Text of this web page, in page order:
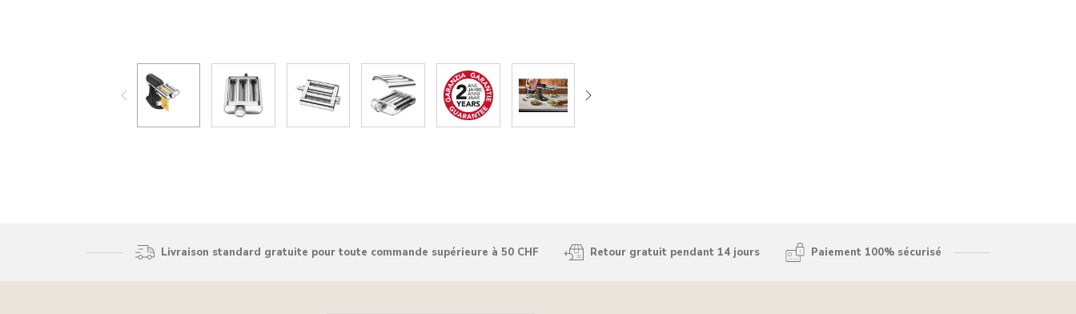
Livraison standard gratuite pour toute commande supérieure à 50 CHF Retour gratuit pendant 14 jours Paiement 100% sécurisé